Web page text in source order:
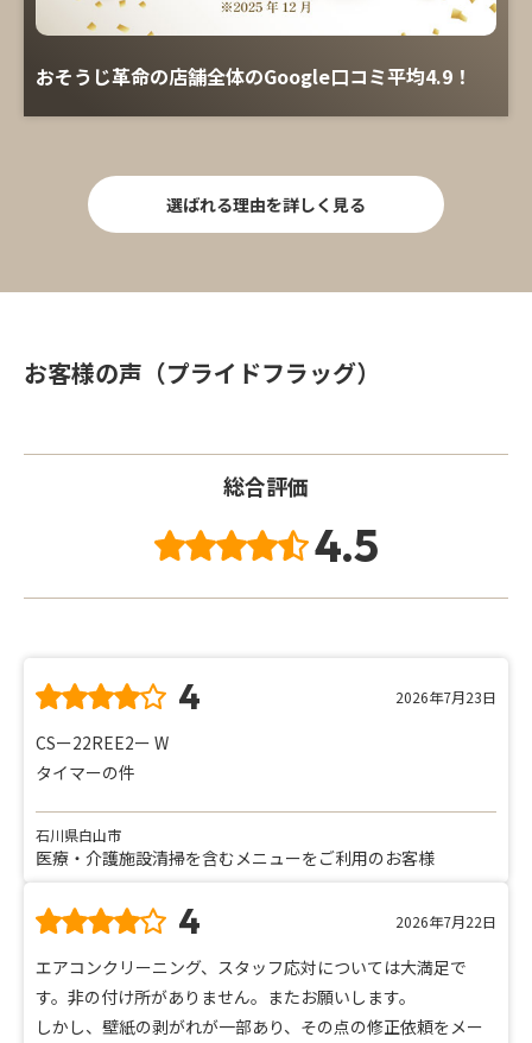
おそうじ革命の店舗全体のGoogle口コミ平均4.9！
選ばれる理由を詳しく見る
お客様の声（プライドフラッグ）
総合評価
4.5
4 2026年7月23日
CSー22REE2ー W
タイマーの件
石川県白山市
医療・介護施設清掃を含むメニューをご利用のお客様
4 2026年7月22日
エアコンクリーニング、スタッフ応対については大満足で
す。非の付け所がありません。またお願いします。
しかし、壁紙の剥がれが一部あり、その点の修正依頼をメー